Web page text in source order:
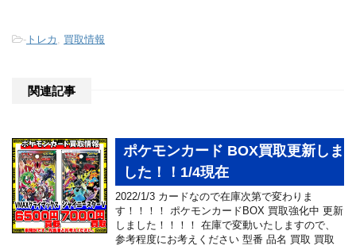
- トレカ 買取情報
関連記事
ポケモンカード BOX買取更新しま
した！！1/4現在
2022/1/3 カードなので在庫次第で変わりま
す！！！！ ポケモンカードBOX 買取強化中 更新
しました！！！！ 在庫で変動いたしますので、
参考程度にお考えください 型番 品名 買取 買取